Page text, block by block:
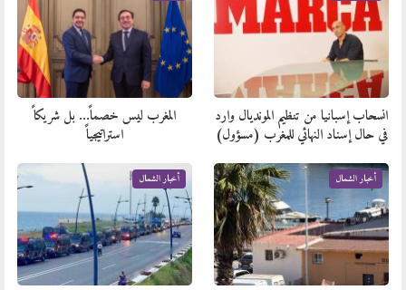
انسحاب إسبانيا من تنظيم المونديال وارد
في حال إسناد النهائي للمغرب (مسؤول)
المغرب ليس خصماً… بل شريكاً
استراتيجياً
أخبار الشمال أخبار الشمال